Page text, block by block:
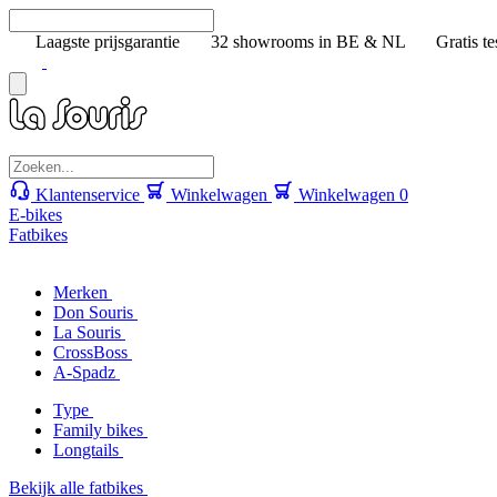
Laagste prijsgarantie 32 showrooms in BE & NL Gratis
Klantenservice Winkelwagen Winkelwagen 0
E-bikes
Fatbikes
Merken
Don Souris
La Souris
CrossBoss
A-Spadz
Type
Family bikes
Longtails
Bekijk alle fatbikes